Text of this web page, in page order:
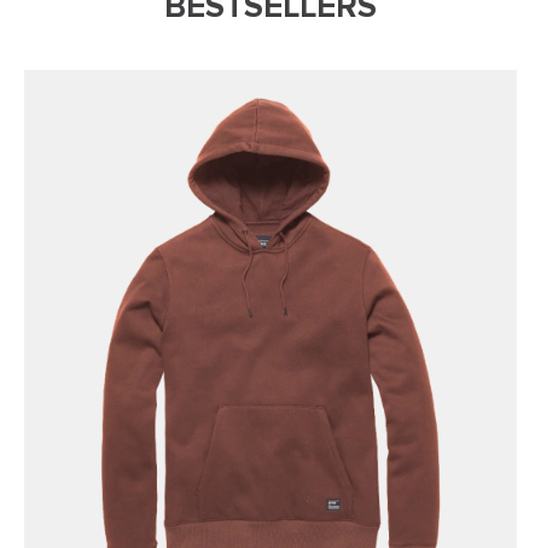
BESTSELLERS